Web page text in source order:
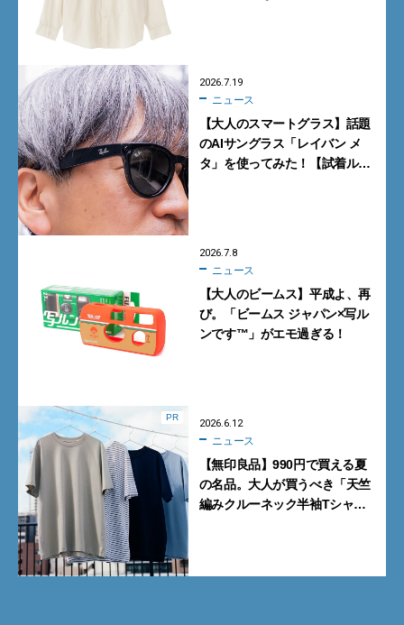
2026.7.19
ニュース
【大人のスマートグラス】話題
のAIサングラス「レイバン メ
タ」を使ってみた！【試着ル
2026.7.8
ニュース
【大人のビームス】平成よ、再
び。「ビームス ジャパン×写ル
ンです™」がエモ過ぎる！
PR
2026.6.12
ニュース
【無印良品】990円で買える夏
の名品。大人が買うべき「天竺
編みクルーネック半袖Tシャ